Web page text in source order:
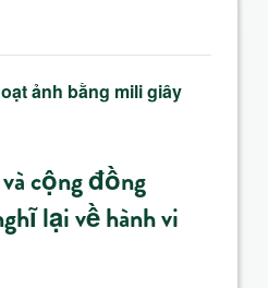
ảnh bằng mili giây
cộng đồng
lại về hành vi